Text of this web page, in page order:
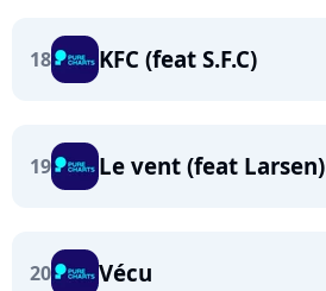
18 KFC (feat S.F.C)
19 Le vent (feat Larsen)
20 Vécu